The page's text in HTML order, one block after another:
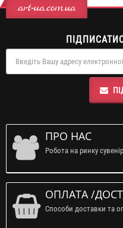
art-ua.com.ua
ПРО НАС
Робота на ринку
ОПЛАТА /
Способи доставки та